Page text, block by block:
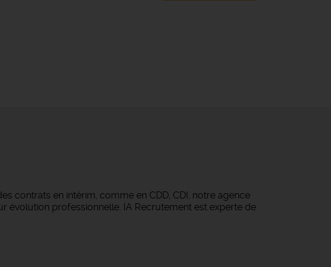
contrats en intérim, comme en CDD, CDI, notre agence
évolution professionnelle. IA Recrutement est experte de